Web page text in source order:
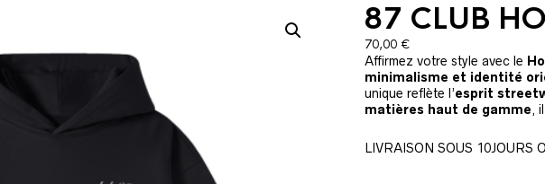
87 CLUB
70,00 €
Affirmez votre style avec le
minimalisme et identité
unique reflète l’esprit
matières haut de gamme,
LIVRAISON SOUS 10JOURS